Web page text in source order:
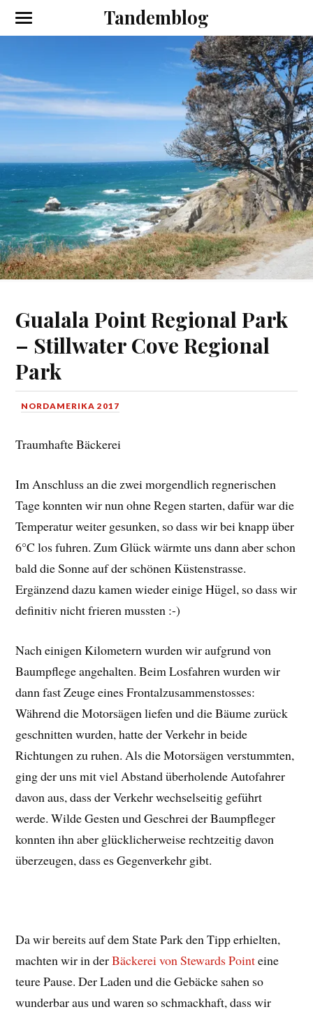
Tandemblog
Gualala Point Regional Park
– Stillwater Cove Regional
Park
NORDAMERIKA 2017
Traumhafte Bäckerei
Im Anschluss an die zwei morgendlich regnerischen
Tage konnten wir nun ohne Regen starten, dafür war die
Temperatur weiter gesunken, so dass wir bei knapp über
6°C los fuhren. Zum Glück wärmte uns dann aber schon
bald die Sonne auf der schönen Küstenstrasse.
Ergänzend dazu kamen wieder einige Hügel, so dass wir
definitiv nicht frieren mussten :-)
Nach einigen Kilometern wurden wir aufgrund von
Baumpflege angehalten. Beim Losfahren wurden wir
dann fast Zeuge eines Frontalzusammenstosses:
Während die Motorsägen liefen und die Bäume zurück
geschnitten wurden, hatte der Verkehr in beide
Richtungen zu ruhen. Als die Motorsägen verstummten,
ging der uns mit viel Abstand überholende Autofahrer
davon aus, dass der Verkehr wechselseitig geführt
werde. Wilde Gesten und Geschrei der Baumpfleger
konnten ihn aber glücklicherweise rechtzeitig davon
überzeugen, dass es Gegenverkehr gibt.
Da wir bereits auf dem State Park den Tipp erhielten,
machten wir in derBäckerei von Stewards Pointeine
teure Pause. Der Laden und die Gebäcke sahen so
wunderbar aus und waren so schmackhaft, dass wir